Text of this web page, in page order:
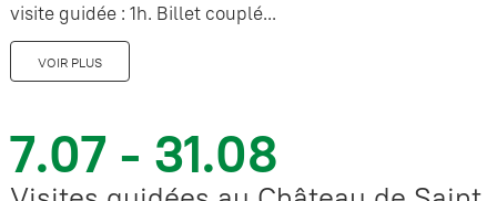
visite guidée : 1h. Billet couplé...
VOIR PLUS
7.07 - 31.08